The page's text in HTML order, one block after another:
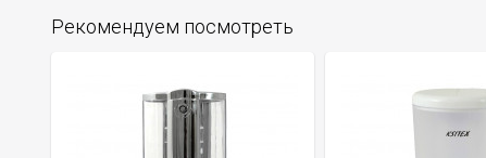
Рекомендуем посмотреть